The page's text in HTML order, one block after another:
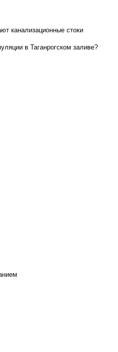
канализационные стоки
в Таганрогском заливе?